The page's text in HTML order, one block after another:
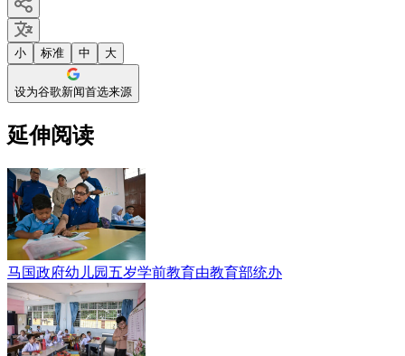
小 标准 中 大
设为谷歌新闻首选来源
延伸阅读
马国政府幼儿园五岁学前教育由教育部统办